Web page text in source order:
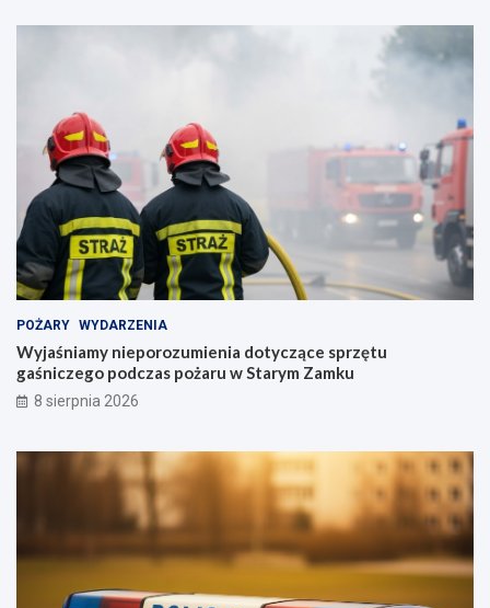
POŻARY WYDARZENIA
Wyjaśniamy nieporozumienia dotyczące sprzętu
gaśniczego podczas pożaru w Starym Zamku
8 sierpnia 2026